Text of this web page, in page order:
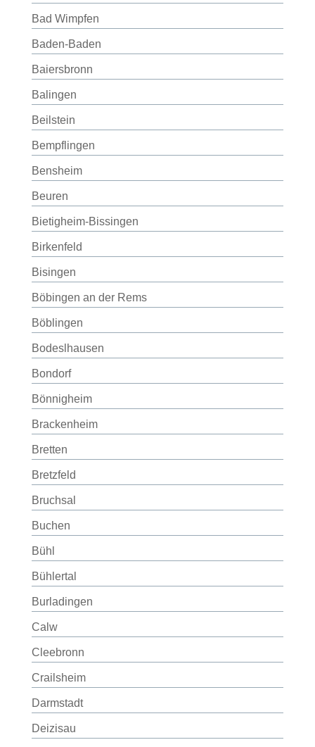
Bad Wimpfen
Baden-Baden
Baiersbronn
Balingen
Beilstein
Bempflingen
Bensheim
Beuren
Bietigheim-Bissingen
Birkenfeld
Bisingen
Böbingen an der Rems
Böblingen
Bodeslhausen
Bondorf
Bönnigheim
Brackenheim
Bretten
Bretzfeld
Bruchsal
Buchen
Bühl
Bühlertal
Burladingen
Calw
Cleebronn
Crailsheim
Darmstadt
Deizisau